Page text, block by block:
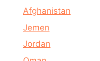
Afghanistan
Jemen
Jordan